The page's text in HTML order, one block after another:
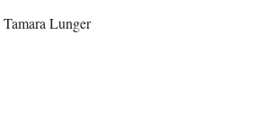
Tamara Lunger